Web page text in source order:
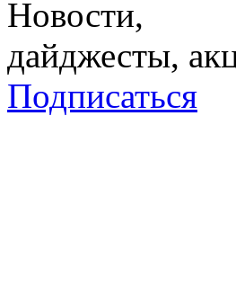
Новости,
дайджесты,
Подписаться